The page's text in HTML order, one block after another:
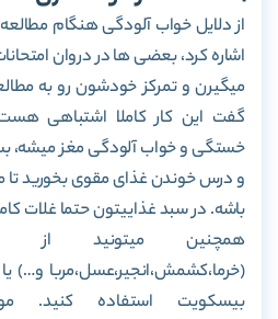
از دلایل خواب آلودگی هنگام
اشاره کرد، بعضی ها در دروان
میگیرن و تمرکز خودشون رو به
گفت این کار کاملا اشتباهی
خستگی و خواب آلودگی مغز میشه،
و درس خوندن غذای مقوی بخورید
باشه. در سبد غذاییتون حتما غلات
همچنین میتونید
(خرما،کشمش،انجیر،عسل،مربا
بیسکویت استفاده کنید.